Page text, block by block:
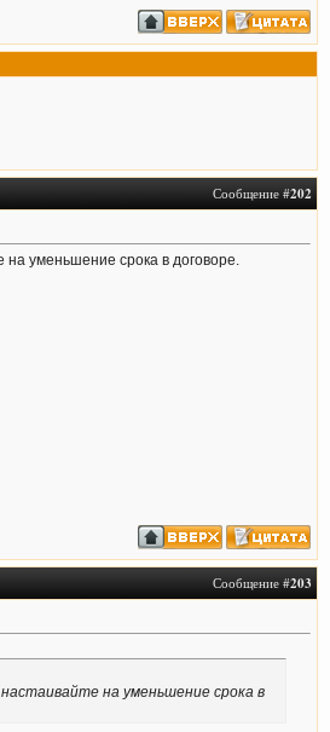
Сообщение #202
на уменьшение срока в договоре.
Сообщение #203
на уменьшение срока в